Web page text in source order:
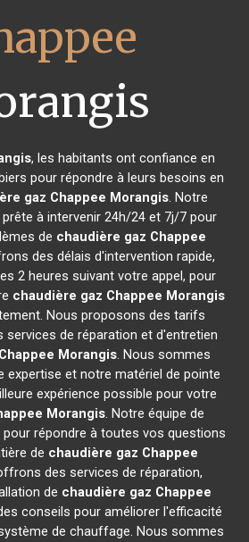
, les habitants ont confiance en
pour répondre à leurs besoins en
gaz Chappee Morangis. Notre
à intervenir 24h/24 et 7j/7 pour
de chaudière gaz Chappee
des délais d'intervention rapide,
2 heures suivant votre appel, pour
chaudière gaz Chappee Morangis
Nous proposons des tarifs
de réparation et d'entretien
Morangis. Nous sommes
expertise et notre matériel de pointe
expérience possible pour votre
Morangis. Notre équipe de
répondre à toutes vos questions
de chaudière gaz Chappee
des services de réparation,
de chaudière gaz Chappee
conseils pour améliorer l'efficacité
de chauffage. Nous sommes